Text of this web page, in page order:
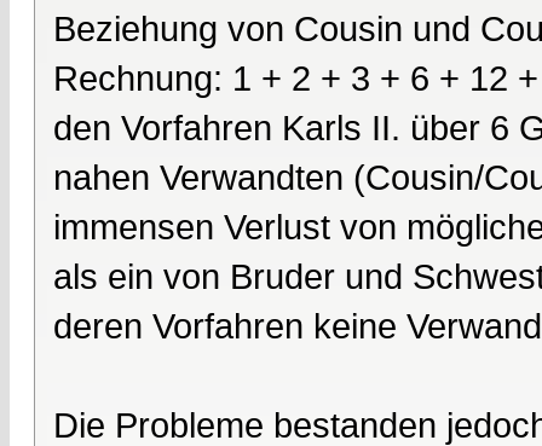
Beziehung von Cousin und
Rechnung: 1 + 2 + 3 + 6 + 12
den Vorfahren Karls II. über 6
nahen Verwandten (Cousin/
immensen Verlust von
als ein von Bruder und
deren Vorfahren keine
Die Probleme bestanden